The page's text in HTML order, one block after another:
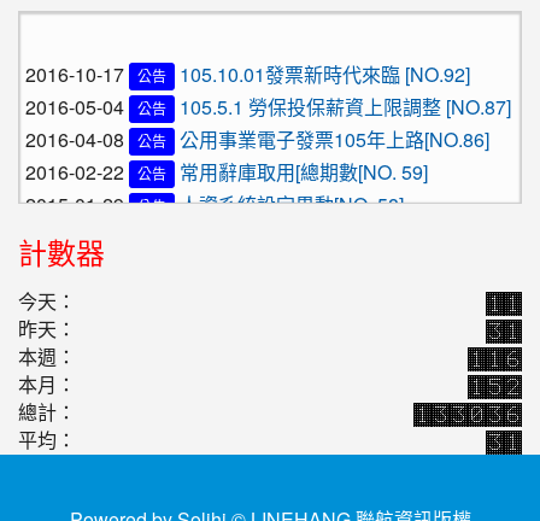
2016-10-17 公告
105.10.01發票新時代來臨 [NO.92]
2016-05-04
公告
105.5.1 勞保投保薪資上限調整 [NO.87]
2016-04-08
公告
公用事業電子發票105年上路[NO.86]
2016-02-22
公告
常用辭庫取用[總期數[NO. 59]
2015-01-29 公告
人資系統設定異動[NO. 58]
2016-10-17
2016-05-04
2016-04-08
公用事業電子發票105年上路[NO.86]
2016-02-22
2015-01-29
計數器
今天：
昨天：
本週：
本月：
總計：
平均：